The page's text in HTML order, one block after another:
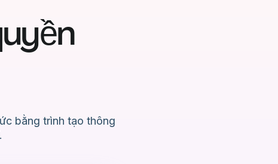
bằng trình tạo thông